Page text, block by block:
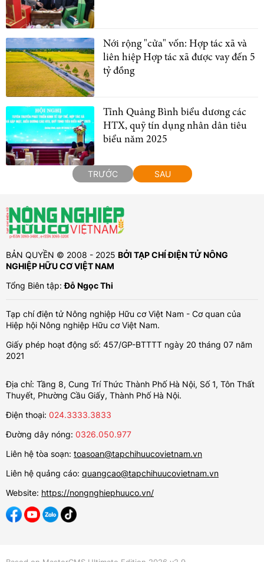
Nới rộng "cửa" vốn: Hợp tác xã và
liên hiệp Hợp tác xã được vay đến 5
tỷ đồng
Tỉnh Quảng Bình biểu dương các
HTX, quỹ tín dụng nhân dân tiêu
biểu năm 2025
TRƯỚC SAU
BẢN QUYỀN © 2008 - 2025 BỞI TẠP CHÍ ĐIỆN TỬ NÔNG
NGHIỆP HỮU CƠ VIỆT NAM
Tổng Biên tập:Đỗ Ngọc Thi
Tạp chí điện tử Nông nghiệp Hữu cơ Việt Nam - Cơ quan của
Hiệp hội Nông nghiệp Hữu cơ Việt Nam.
Giấy phép hoạt động số: 457/GP-BTTTT ngày 20 tháng 07 năm
2021
Địa chỉ: Tầng 8, Cung Trí Thức Thành Phố Hà Nội, Số 1, Tôn Thất
Thuyết, Phường Cầu Giấy, Thành Phố Hà Nội.
Điện thoại: 024.3333.3833
Đường dây nóng: 0326.050.977
Liên hệ tòa soạn: toasoan@tapchihuucovietnam.vn
Liên hệ quảng cáo: quangcao@tapchihuucovietnam.vn
Website: https://nongnghiephuuco.vn/